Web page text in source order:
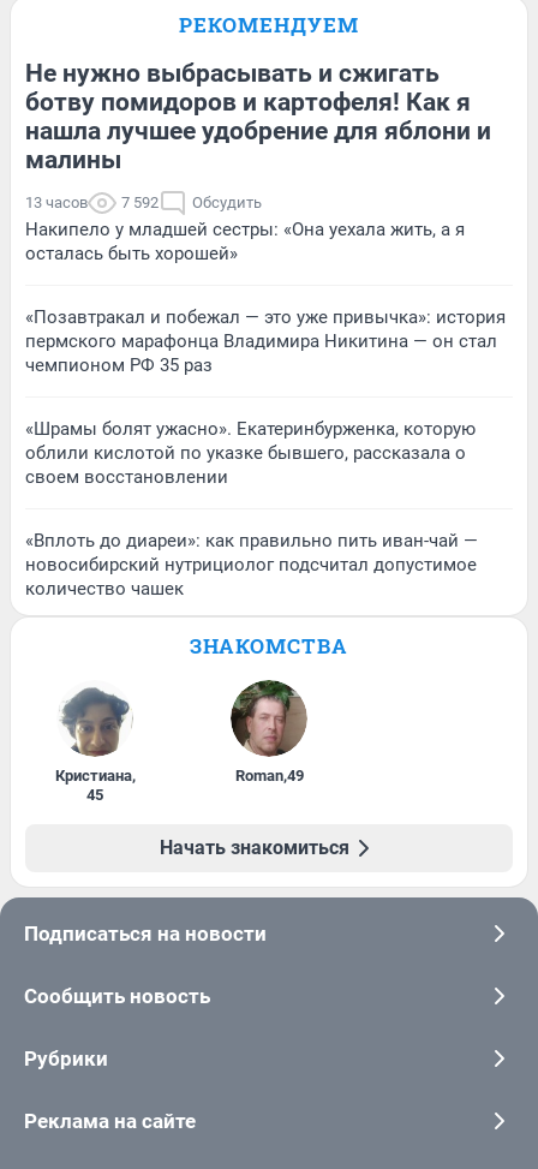
РЕКОМЕНДУЕМ
Не нужно выбрасывать и сжигать
ботву помидоров и картофеля! Как я
нашла лучшее удобрение для яблони и
малины
13 часов 7 592 Обсудить
Накипело у младшей сестры: «Она уехала жить, а я
осталась быть хорошей»
«Позавтракал и побежал — это уже привычка»: история
пермского марафонца Владимира Никитина — он стал
чемпионом РФ 35 раз
«Шрамы болят ужасно». Екатеринбурженка, которую
облили кислотой по указке бывшего, рассказала о
своем восстановлении
«Вплоть до диареи»: как правильно пить иван-чай —
новосибирский нутрициолог подсчитал допустимое
количество чашек
ЗНАКОМСТВА
Кристиана,
45
Roman,49
Начать знакомиться
Подписаться на новости
Сообщить новость
Рубрики
Реклама на сайте